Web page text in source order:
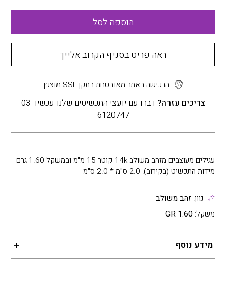
הוספה לסל
ראה פריט בסניף הקרוב אלייך
הרכישה באתר מאובטחת בתקן SSL מוצפן
צריכים עזרה?
דברו עם יועצי התכשיטים שלנו עכשיו 03-
6120747
עגילים מעוצבים מזהב משולב 14k קוטר 15 מ"מ ובמשקל 1.60 גרם
מידות התכשיט (בקירוב): 2.0 ס"מ * 2.0 ס"מ
גוון: זהב משולב
משקל: 1.60 GR
מידע נוסף